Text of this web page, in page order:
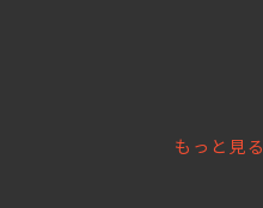
もっと見る